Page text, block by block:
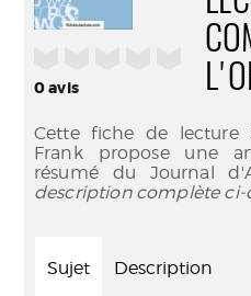
0avis
Cette fiche de lecture
Frank propose une
résumé du Journal
description complète ci-
Sujet Description